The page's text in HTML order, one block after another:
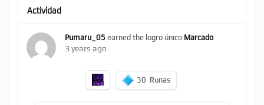
Actividad
Pumaru_05 earned the logro único Marcado
3 years ago
30 Runas